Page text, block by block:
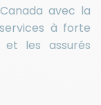
avec la
à forte
les assurés